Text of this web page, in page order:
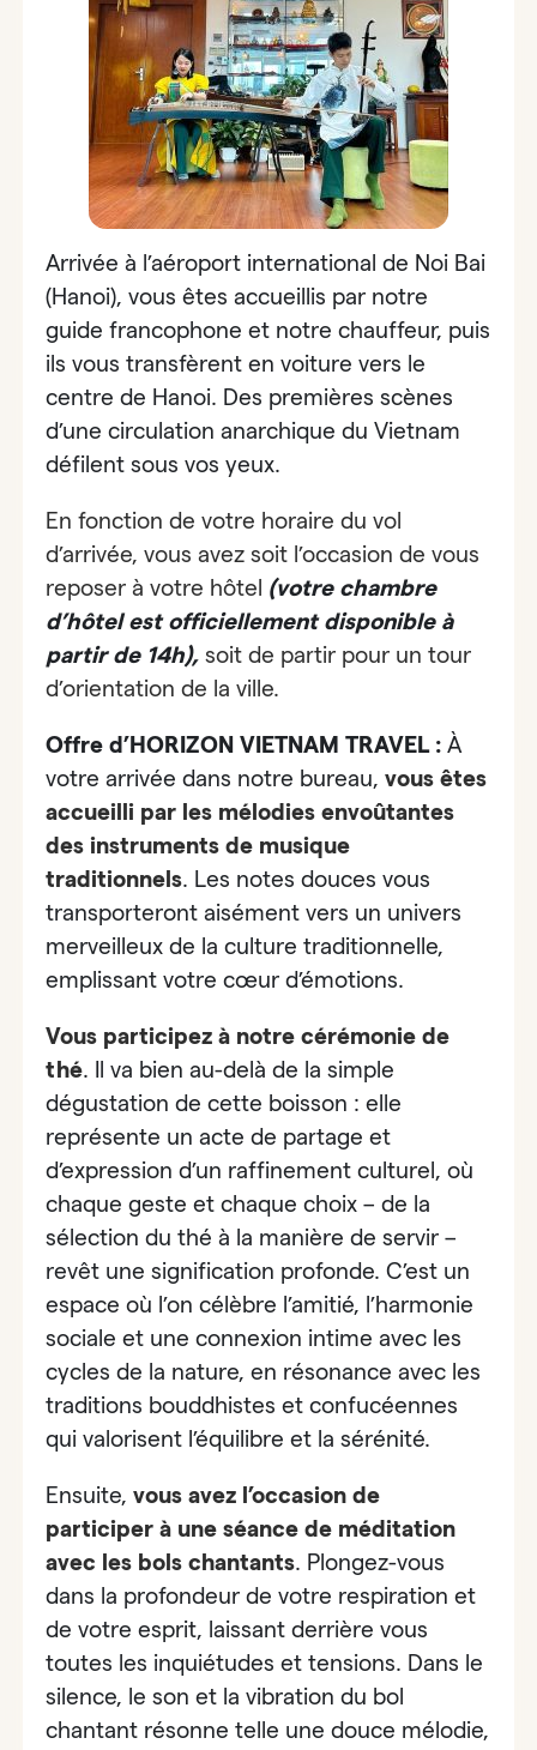
Arrivée à l’aéroport international de Noi Bai
(Hanoi), vous êtes accueillis par notre
guide francophone et notre chauffeur, puis
ils vous transfèrent en voiture vers le
centre de Hanoi. Des premières scènes
d’une circulation anarchique du Vietnam
défilent sous vos yeux.
En fonction de votre horaire du vol
d’arrivée, vous avez soit l’occasion de vous
reposer à votre hôtel (votre chambre
d’hôtel est officiellement disponible à
partir de 14h), soit de partir pour un tour
d’orientation de la ville.
Offre d’HORIZON VIETNAM TRAVEL : À
votre arrivée dans notre bureau,vous êtes
accueilli par les mélodies envoûtantes
des instruments de musique
traditionnels. Les notes douces vous
transporteront aisément vers un univers
merveilleux de la culture traditionnelle,
emplissant votre cœur d’émotions.
Vous participez à notre cérémonie de
thé. Il va bien au-delà de la simple
dégustation de cette boisson : elle
représente un acte de partage et
d’expression d’un raffinement culturel, où
chaque geste et chaque choix – de la
sélection du thé à la manière de servir –
revêt une signification profonde. C’est un
espace où l’on célèbre l’amitié, l’harmonie
sociale et une connexion intime avec les
cycles de la nature, en résonance avec les
traditions bouddhistes et confucéennes
qui valorisent l’équilibre et la sérénité.
Ensuite, vous avez l’occasion de
participer à une séance de méditation
avec les bols chantants. Plongez-vous
dans la profondeur de votre respiration et
de votre esprit, laissant derrière vous
toutes les inquiétudes et tensions. Dans le
silence, le son et la vibration du bol
chantant résonne telle une douce mélodie,